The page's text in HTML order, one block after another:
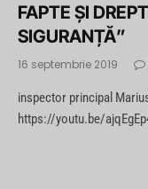
FAPTE ȘI
SIGURANȚĂ”
16 septembrie 2019
inspector principal
https://youtu.be/